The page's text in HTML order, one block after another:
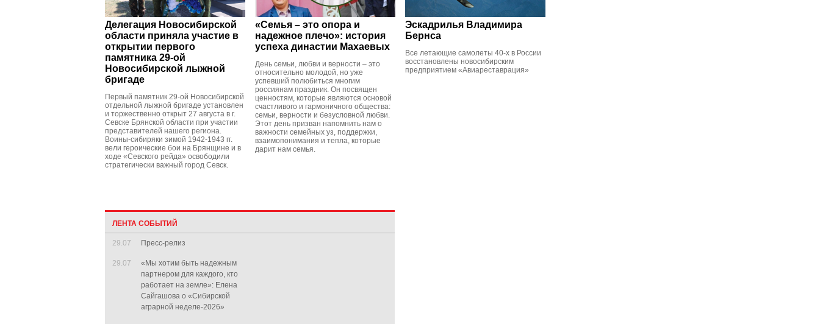
Делегация Новосибирской
области приняла участие в
открытии первого
памятника 29-ой
Новосибирской лыжной
бригаде
Первый памятник 29-ой Новосибирской
отдельной лыжной бригаде установлен
и торжественно открыт 27 августа в г.
Севске Брянской области при участии
представителей нашего региона.
Воины-сибиряки зимой 1942-1943 гг.
вели героические бои на Брянщине и в
ходе «Севского рейда» освободили
стратегически важный город Севск.
«Семья – это опора и
надежное плечо»: история
успеха династии Махаевых
День семьи, любви и верности – это
относительно молодой, но уже
успевший полюбиться многим
россиянам праздник. Он посвящен
ценностям, которые являются основой
счастливого и гармоничного общества:
семьи, верности и безусловной любви.
Этот день призван напомнить нам о
важности семейных уз, поддержки,
взаимопонимания и тепла, которые
дарит нам семья.
Эскадрилья Владимира
Бернса
Все летающие самолеты 40-х в России
восстановлены новосибирским
предприятием «Авиареставрация»
ЛЕНТА СОБЫТИЙ
29.07 Пресс-релиз
29.07
«Мы хотим быть надежным
партнером для каждого, кто
работает на земле»: Елена
Сайгашова о «Сибирской
аграрной неделе-2026»